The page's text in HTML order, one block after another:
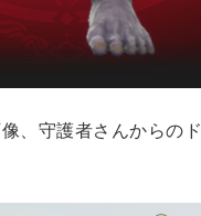
、守護者さんからのド